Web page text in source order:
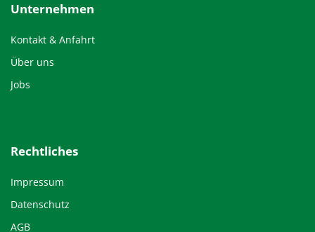
Unternehmen
Kontakt & Anfahrt
Über uns
Jobs
Rechtliches
Impressum
Datenschutz
AGB